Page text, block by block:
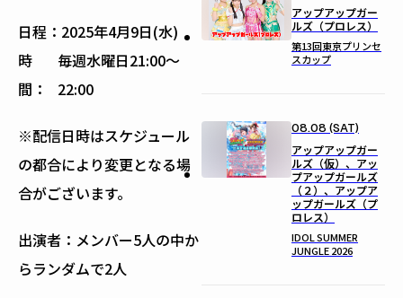
日程： 2025年4月9日(水)
時
間：
毎週水曜日21:00〜
22:00
※配信日時はスケジュール
の都合により変更となる場
合がございます。
出演者：メンバー5人の中か
らランダムで2人
アップアップガー
ルズ（プロレス）
第13回東京プリンセ
スカップ
08.08 (SAT)
アップアップガー
ルズ（仮）、アッ
プアップガールズ
（２）、アップア
ップガールズ（プ
ロレス）
IDOL SUMMER
JUNGLE 2026